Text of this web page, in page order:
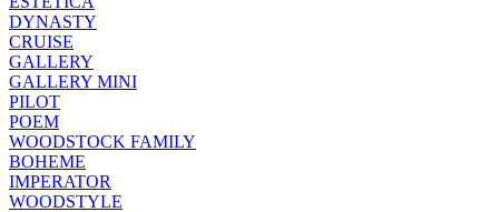
DYNASTY
CRUISE
GALLERY
GALLERY MINI
PILOT
POEM
WOODSTOCK FAMILY
BOHEME
IMPERATOR
WOODSTYLE